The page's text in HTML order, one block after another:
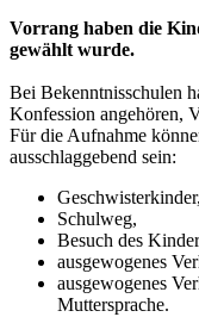
Vorrang haben die
gewählt wurde.
Bei Bekenntnisschulen
Konfession angehören,
Für die Aufnahme
ausschlaggebend sein:
Geschwisterkinder,
Schulweg,
Besuch des
ausgewogenes
ausgewogenes
Muttersprache.